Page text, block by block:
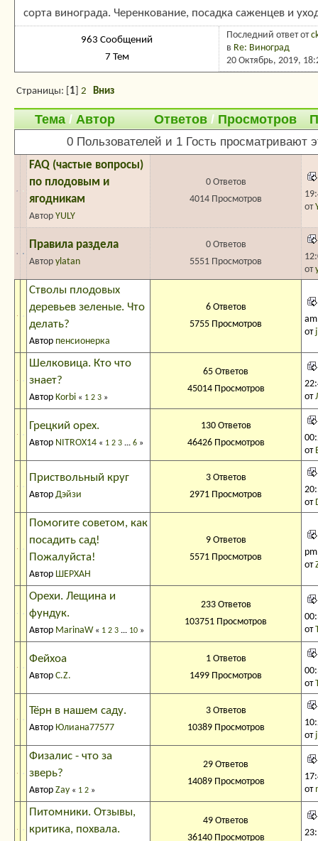
сорта винограда. Черенкование, посадка саженцев и
963 Сообщений
7 Тем
Последний ответот
в Re: Виноград
20 Октябрь, 2019,
Страницы: [ 1 ]2 Вниз
Тема/Автор Ответов / Просмотров
0 Пользователей и 1 Гость просматривают
FAQ (частые вопросы)
по плодовым и
ягодникам
Автор YULY
0 Ответов
4014 Просмотров
от
Правила раздела
Автор ylatan
0 Ответов
5551 Просмотров
от
Стволы плодовых
деревьев зеленые. Что
делать?
Автор пенсионерка
6 Ответов
5755 Просмотров
am
от
Шелковица. Кто что
знает?
Автор Korbi « 1 2 3 »
65 Ответов
45014 Просмотров
от
Грецкий орех.
Автор NITROX14 « 1 2 3 ... 6 »
130 Ответов
46426 Просмотров
от
Приствольный круг
Автор Дэйзи
3 Ответов
2971 Просмотров
от
Помогите советом, как
посадить сад!
Пожалуйста!
Автор ШЕРХАН
9 Ответов
5571 Просмотров
pm
от
Орехи. Лещина и
фундук.
Автор MarinaW « 1 2 3 ... 10 »
233 Ответов
103751 Просмотров
от
Фейхоа
Автор С.Z.
1 Ответов
1499 Просмотров
от
Тёрн в нашем саду.
Автор Юлиана77577
3 Ответов
10389 Просмотров
от
Физалис - что за
зверь?
Автор Zay « 1 2 »
29 Ответов
14089 Просмотров
от
Питомники. Отзывы,
критика, похвала.
49 Ответов
36140 Просмотров